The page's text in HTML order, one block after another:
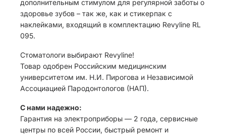
дополнительным стимулом для регулярной заботы о
здоровье зубов – так же, как и стикерпак с
наклейками, входящий в комплектацию Revyline RL
095.
Стоматологи выбирают Revyline!
Товар одобрен Российским медицинским
университетом им. Н.И. Пирогова и Независимой
Ассоциацией Пародонтологов (НАП).
С нами надежно:
Гарантия на электроприборы — 2 года, сервисные
центры по всей России, быстрый ремонт и